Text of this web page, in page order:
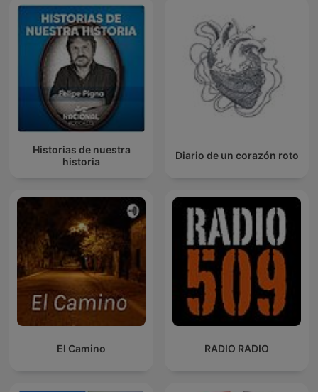
Historias de nuestra
historia
Diario de un corazón roto
El Camino RADIO RADIO